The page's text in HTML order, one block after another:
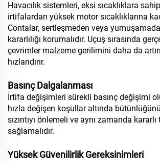
Havacılık sistemleri, eksi sıcaklıklara
irtifalardan yüksek motor sıcaklıklarına
Contalar, sertleşmeden veya
kararlılığı korumalıdır. Uçuş sırasında
çevrimler malzeme gerilimini daha da
hızlandırır.
Basınç Dalgalanması
İrtifa değişimleri sürekli basınç değişimi
hızla değişen koşullar altında
sızıntıyı önlemeli ve aynı zamanda
sağlamalıdır.
Yüksek Güvenilirlik Gereksinimleri